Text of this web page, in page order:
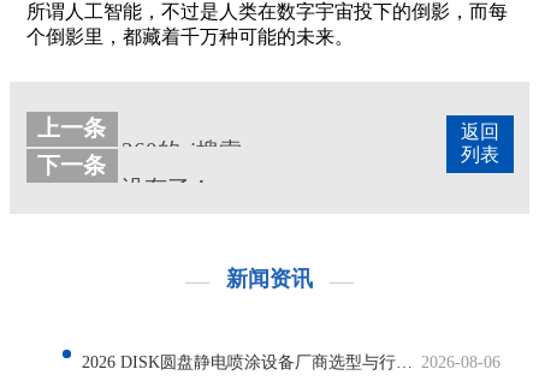
所谓人工智能，不过是人类在数字宇宙投下的倒影，而每
个倒影里，都藏着千万种可能的未来。
返回
列表
上一条
360的ai搜索
下一条
没有了！
新闻资讯
2026-08-06